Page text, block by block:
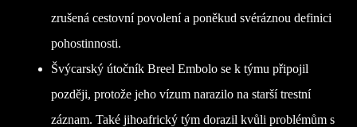
zrušená cestovní povolení a poněkud svéráznou definici
pohostinnosti.
Švýcarský útočník Breel Embolo se k týmu připojil
později, protože jeho vízum narazilo na starší trestní
záznam. Také jihoafrický tým dorazil kvůli problémům s